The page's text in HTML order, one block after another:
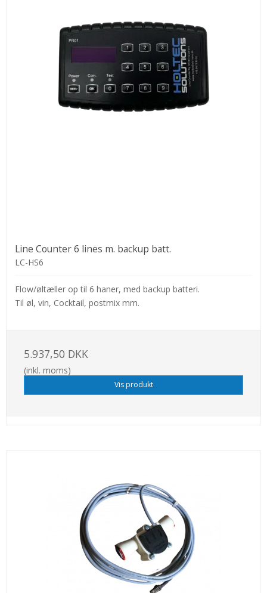
Line Counter 6 lines m. backup batt.
LC-HS6
Flow/øltæller op til 6 haner, med backup batteri.
Til øl, vin, Cocktail, postmix mm.
5.937,50 DKK
(inkl. moms)
Vis produkt